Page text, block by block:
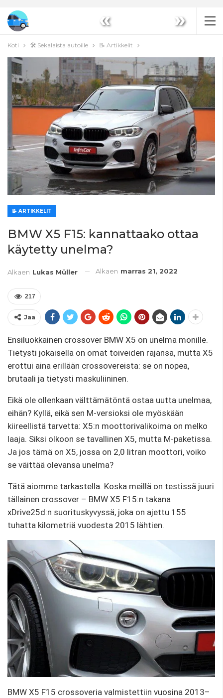
« »
Koti 🛠️ Sekalaista autoille 📝 Artikkelit
📝 ARTIKKELIT
BMW X5 F15: kannattaako ottaa
käytetty unelma?
Alkaen Lukas Müller Alkaen marras 21, 2022
217
Jaa
Ensiluokkainen crossover BMW X5 on unelma monille.
Tietysti jokaisella on omat toiveiden rajansa, mutta X5
erottui aina erillään crossovereista: se on nopea,
brutaali ja tietysti maskuliininen.
Eikä ole ollenkaan välttämätöntä ostaa uutta unelmaa,
eihän? Kyllä, eikä sen M-versioksi ole myöskään
kiireellistä tarvetta: X5:n moottorivalikoima on melko
laaja. Siksi olkoon se tavallinen X5, mutta M-paketissa.
Ja jos tämä on X5, jossa on 2,0 litran moottori, voiko
se väittää olevansa unelma?
Tätä aiomme tarkastella. Koska meillä on testissä juuri
tällainen crossover – BMW X5 F15:n takana
xDrive25d:n suorituskyvyssä, joka on ajettu 155
tuhatta kilometriä vuodesta 2015 lähtien.
BMW X5 F15 crossoveria valmistettiin vuosina 2013–